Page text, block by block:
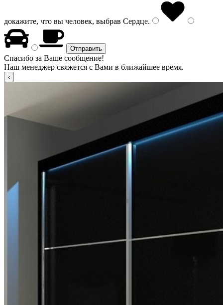
докажите, что вы человек, выбрав Сердце.
Спасибо за Ваше сообщение!
Наш менеджер свяжется с Вами в ближайшее время.